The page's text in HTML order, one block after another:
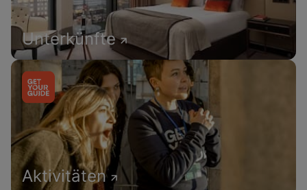
Unterkünfte
Aktivitäten